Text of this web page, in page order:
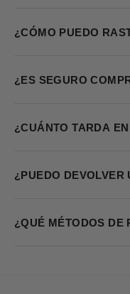
¿CÓMO PUEDO
¿ES SEGURO
¿CUÁNTO TARDA
¿PUEDO DEVOLVER
¿QUÉ MÉTODOS DE